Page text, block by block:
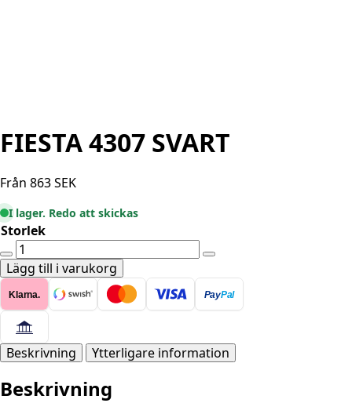
FIESTA 4307 SVART
Från 863SEK
I lager. Redo att skickas
Storlek
FIESTA
4307
SVART
mängd
Lägg till i varukorg
Klarna. PayPal
Beskrivning Ytterligare information
Beskrivning